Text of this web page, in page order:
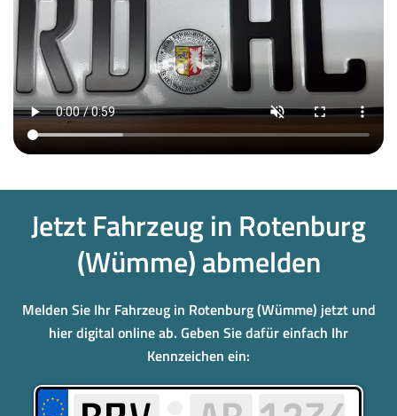
Jetzt Fahrzeug in Rotenburg
(Wümme) abmelden
Melden Sie Ihr Fahrzeug in Rotenburg (Wümme) jetzt und
hier digital online ab. Geben Sie dafür einfach Ihr
Kennzeichen ein: